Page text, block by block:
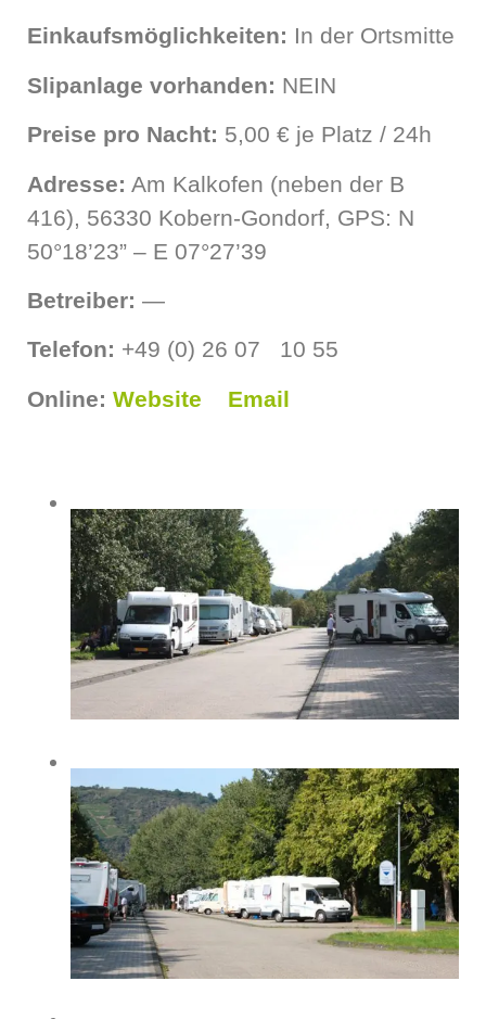
Einkaufsmöglichkeiten: In der Ortsmitte
Slipanlage vorhanden: NEIN
Preise pro Nacht: 5,00 € je Platz / 24h
Adresse: Am Kalkofen (neben der B
416), 56330 Kobern-Gondorf, GPS: N
50°18’23” – E 07°27’39
Betreiber: —
Telefon: +49 (0) 26 07 10 55
Online: Website Email